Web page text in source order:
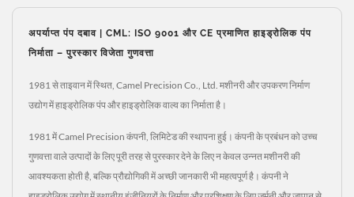
अपर्याप्त पंप दबाव | CML: ISO 9001 और CE प्रमाणित हाइड्रोलिक पंप
निर्माता – पुरस्कार विजेता गुणवत्ता
1981 से ताइवान में स्थित, Camel Precision Co., Ltd. मशीनरी और उपकरण निर्माण
उद्योग में हाइड्रोलिक पंप और हाइड्रोलिक वाल्व का निर्माता है।
1981 में Camel Precision कंपनी, लिमिटेड की स्थापना हुई। कंपनी के प्रबंधन को उच्च
गुणवत्ता वाले उत्पादों के लिए पूरी तरह से पुरस्कार देने के लिए न केवल उन्नत मशीनरी की
आवश्यकता होती है, बल्कि प्रौद्योगिकी में अच्छी जानकारी भी महत्वपूर्ण है। कंपनी ने